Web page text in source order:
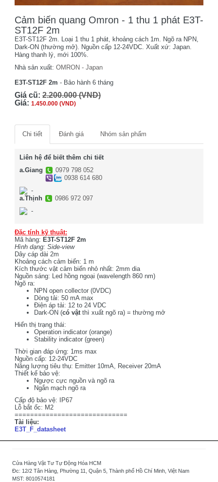
Cảm biến quang Omron - 1 thu 1 phát E3T-
ST12F 2m
E3T-ST12F 2m. Loại 1 thu 1 phát, khoảng cách 1m. Ngõ ra NPN,
Dark-ON (thường mở). Nguồn cấp 12-24VDC. Xuất xứ: Japan.
Hàng thanh lý, mới 100%.
Nhà sản xuất: OMRON - Japan
E3T-ST12F 2m - Bảo hành 6 tháng
Giá cũ: 2.200.000 (VND)
Giá: 1.450.000 (VND)
Chi tiết Đánh giá Nhóm sản phẩm
Liên hệ để biết thêm chi tiết
a.Giang
0979 798 052
0938 614 680
-
a.Thịnh
0986 972 097
-
Đặc tính kỹ thuật:
Mã hàng: E3T-ST12F 2m
Hình dạng: Side-view
Dây cáp dài 2m
Khoảng cách cảm biến: 1 m
Kích thước vật cảm biến nhỏ nhất: 2mm dia
Nguồn sáng: Led hồng ngoại (wavelength 860 nm)
Ngõ ra:
NPN open collector (0VDC)
Dòng tải: 50 mA max
Điện áp tải: 12 to 24 VDC
Dark-ON (có vậtthì xuất ngõ ra) = thường mở
Hiển thị trạng thái:
Operation indicator (orange)
Stability indicator (green)
Thời gian đáp ứng: 1ms max
Nguồn cấp: 12-24VDC
Năng lượng tiêu thụ: Emitter 10mA, Receiver 20mA
Thiết kế bảo vệ:
Ngược cực nguồn và ngõ ra
Ngắn mạch ngõ ra
Cấp độ bảo vệ: IP67
Lỗ bắt ốc: M2
=============================
Tài liệu:
E3T_F_datasheet
Cửa Hàng Vật Tư Tự Động Hóa HCM
Đc: 12/2 Tân Hàng, Phường 11, Quận 5, Thành phố Hồ Chí Minh, Việt Nam
MST: 8010574181